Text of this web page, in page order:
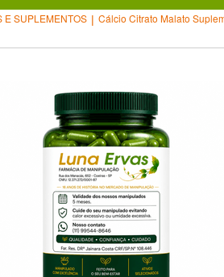
E SUPLEMENTOS Cálcio Citrato Malato